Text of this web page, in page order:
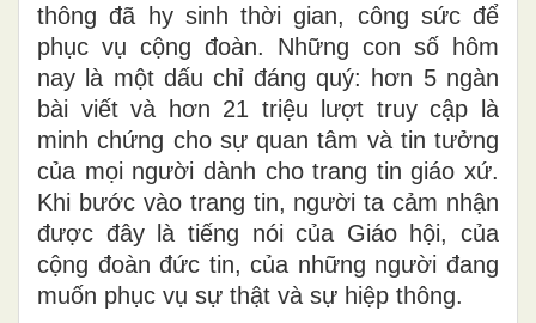
thông đã hy sinh thời gian, công sức để
phục vụ cộng đoàn. Những con số hôm
nay là một dấu chỉ đáng quý: hơn 5 ngàn
bài viết và hơn 21 triệu lượt truy cập là
minh chứng cho sự quan tâm và tin tưởng
của mọi người dành cho trang tin giáo xứ.
Khi bước vào trang tin, người ta cảm nhận
được đây là tiếng nói của Giáo hội, của
cộng đoàn đức tin, của những người đang
muốn phục vụ sự thật và sự hiệp thông.